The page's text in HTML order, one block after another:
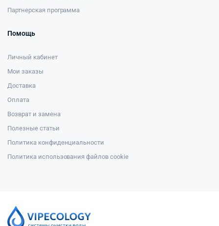
Партнерская программа
Помощь
Личный кабинет
Мои заказы
Доставка
Оплата
Возврат и замена
Полезные статьи
Политика конфиденциальности
Политика использования файлов cookie